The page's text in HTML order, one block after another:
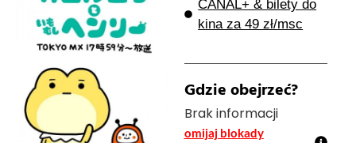
CANAL+ & bilety do
kina za 49 zł/msc
Gdzie obejrzeć?
Brak informacji
omijaj blokady